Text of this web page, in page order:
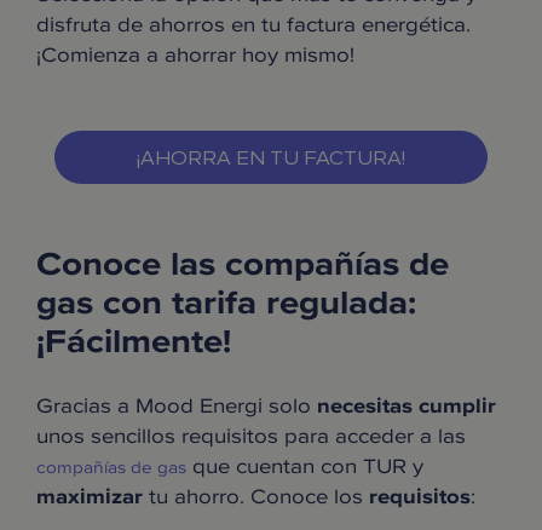
disfruta de ahorros en tu factura energética.
¡Comienza a ahorrar hoy mismo!
¡AHORRA EN TU FACTURA!
Conoce las compañías de
gas con tarifa regulada:
¡Fácilmente!
Gracias a Mood Energi solo necesitascumplir
unos sencillos requisitos para acceder a las
compañías de gas que cuentan con TUR y
maximizartu ahorro. Conoce los requisitos: